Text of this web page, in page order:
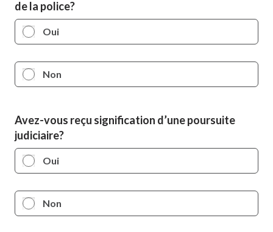
de la police?
Oui
Non
Avez-vous reçu signification d’une poursuite
judiciaire?
Oui
Non